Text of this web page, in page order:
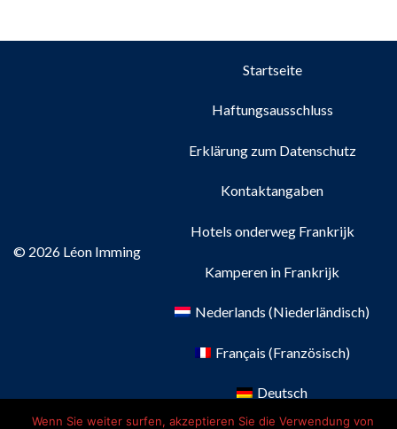
© 2026 Léon Imming
Startseite
Haftungsausschluss
Erklärung zum Datenschutz
Kontaktangaben
Hotels onderweg Frankrijk
Kamperen in Frankrijk
Nederlands (Niederländisch)
Français (Französisch)
Deutsch
Wenn Sie weiter surfen, akzeptieren Sie die Verwendung von